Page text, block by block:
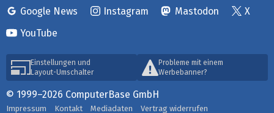
Google News
Instagram Mastodon
X
YouTube
Einstellungen und
Layout-Umschalter
Probleme mit einem
Werbebanner?
© 1999–2026 ComputerBase GmbH
Impressum Kontakt Mediadaten Vertrag widerrufen